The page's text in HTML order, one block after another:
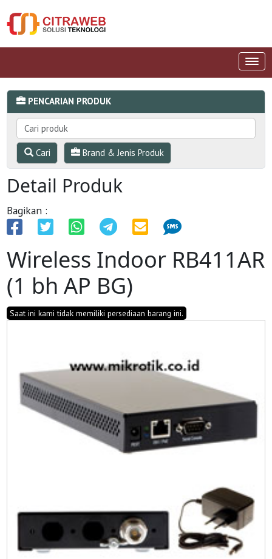
PENCARIAN PRODUK
Cari Brand & Jenis Produk
Detail Produk
Bagikan :
Wireless Indoor RB411AR
(1 bh AP BG)
Saat ini kami tidak memiliki persediaan barang ini.